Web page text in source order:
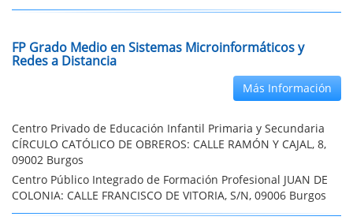
FP Grado Medio en Sistemas Microinformáticos y
Redes a Distancia
Más Información
Centro Privado de Educación Infantil Primaria y Secundaria
CÍRCULO CATÓLICO DE OBREROS: CALLE RAMÓN Y CAJAL, 8,
09002 Burgos
Centro Público Integrado de Formación Profesional JUAN DE
COLONIA: CALLE FRANCISCO DE VITORIA, S/N, 09006 Burgos